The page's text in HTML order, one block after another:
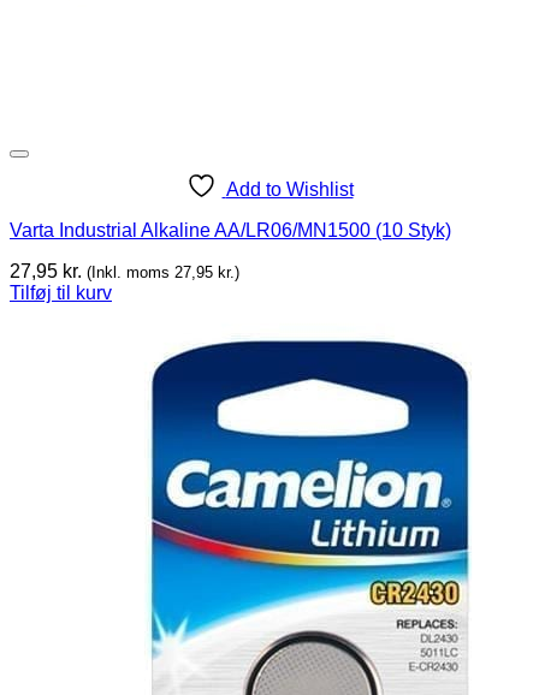
Add to Wishlist
Varta Industrial Alkaline AA/LR06/MN1500 (10 Styk)
27,95 kr. (Inkl. moms 27,95 kr.)
Tilføj til kurv